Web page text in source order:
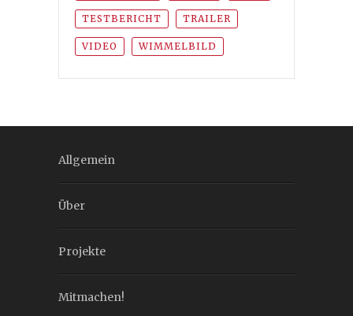
TESTBERICHT TRAILER
VIDEO WIMMELBILD
Allgemein
Über
Projekte
Mitmachen!